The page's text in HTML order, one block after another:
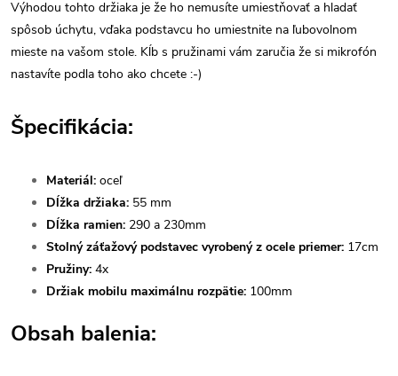
Výhodou tohto držiaka je že ho nemusíte umiestňovať a hladať
spôsob úchytu, vďaka podstavcu ho umiestnite na ľubovolnom
mieste na vašom stole. Kĺb s pružinami vám zaručia že si mikrofón
nastavíte podla toho ako chcete :-)
Špecifikácia:
Materiál: oceľ
Dĺžka držiaka: 55 mm
Dĺžka ramien: 290 a 230mm
Stolný záťažový podstavec vyrobený z ocele priemer: 17cm
Pružiny: 4x
Držiak mobilu maximálnu rozpätie: 100mm
Obsah balenia: